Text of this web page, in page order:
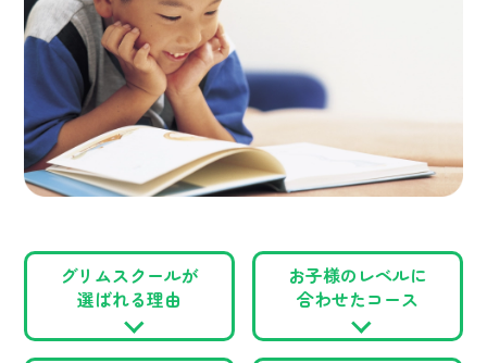
グリムスクールが
選ばれる理由
お子様のレベルに
合わせたコース